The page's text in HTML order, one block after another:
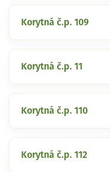
Korytná č.p. 109
Korytná č.p. 11
Korytná č.p. 110
Korytná č.p. 112